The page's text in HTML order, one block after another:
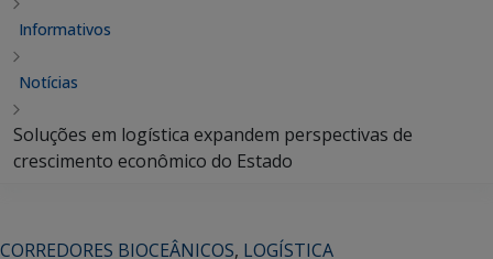
Informativos
Notícias
Soluções em logística expandem perspectivas de
crescimento econômico do Estado
CORREDORES BIOCEÂNICOS, LOGÍSTICA